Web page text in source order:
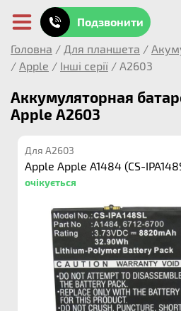
Подзвонити
Головна / Для планшета /
/ Apple / Інші серії / A2603
Аккумуляторная
Apple A2603
Для A2603
Apple Apple A1484 (CS-
очікується